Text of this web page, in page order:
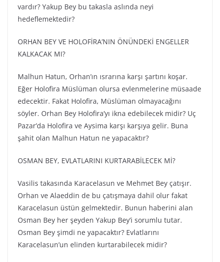
vardır? Yakup Bey bu takasla aslında neyi
hedeflemektedir?
ORHAN BEY VE HOLOFİRA’NIN ÖNÜNDEKİ ENGELLER
KALKACAK MI?
Malhun Hatun, Orhan’ın ısrarına karşı şartını koşar.
Eğer Holofira Müslüman olursa evlenmelerine müsaade
edecektir. Fakat Holofira, Müslüman olmayacağını
söyler. Orhan Bey Holofira’yı ikna edebilecek midir? Uç
Pazar’da Holofira ve Aysima karşı karşıya gelir. Buna
şahit olan Malhun Hatun ne yapacaktır?
OSMAN BEY, EVLATLARINI KURTARABİLECEK Mİ?
Vasilis takasında Karacelasun ve Mehmet Bey çatışır.
Orhan ve Alaeddin de bu çatışmaya dahil olur fakat
Karacelasun üstün gelmektedir. Bunun haberini alan
Osman Bey her şeyden Yakup Bey’i sorumlu tutar.
Osman Bey şimdi ne yapacaktır? Evlatlarını
Karacelasun’un elinden kurtarabilecek midir?